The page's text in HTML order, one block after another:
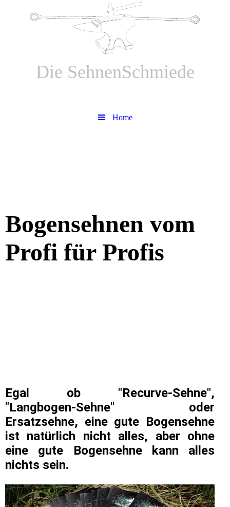
Die SehnenSchmiede
Home
Bogensehnen vom
Profi für Profis
Egal ob "Recurve-Sehne",
"Langbogen-Sehne" oder
Ersatzsehne, eine gute Bogensehne
ist natürlich nicht alles, aber ohne
eine gute Bogensehne kann alles
nichts sein.